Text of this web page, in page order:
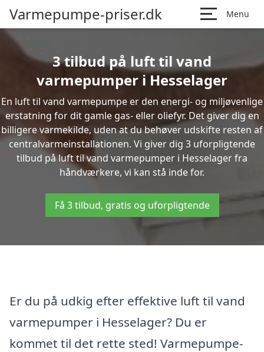
Varmepumpe-priser.dk Menu
3 tilbud på luft til vand
varmepumper i Hesselager
En luft til vand varmepumpe er den energi- og miljøvenlige
erstatning for dit gamle gas- eller oliefyr. Det giver dig en
billigere varmekilde, uden at du behøver udskifte resten af
centralvarmeinstallationen. Vi giver dig 3 uforpligtende
tilbud på luft til vand varmepumper i Hesselager fra
håndværkere, vi kan stå inde for.
Få 3 tilbud, gratis og uforpligtende
Er du på udkig efter effektive luft til vand
varmepumper i Hesselager? Du er
kommet til det rette sted! Varmepumpe-